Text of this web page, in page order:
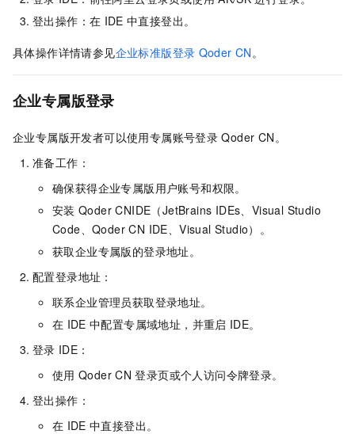
登出操作：在 IDE 中直接登出。
具体操作详情请参见企业标准版登录 Qoder CN 。
企业专属版登录
企业专属版开发者可以使用专属账号登录 Qoder CN 。
准备工作：
确保获得企业专属版用户账号和权限。
安装 Qoder CNIDE（JetBrains IDEs、Visual Studio
Code、Qoder CN IDE、Visual Studio）。
获取企业专属版的登录地址。
配置登录地址：
联系企业管理员获取登录地址。
在 IDE 中配置专属域地址，并重启 IDE。
登录 IDE：
使用 Qoder CN 登录页或个人访问令牌登录。
登出操作：
在 IDE 中直接登出。